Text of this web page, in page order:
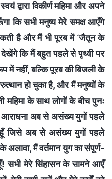
द्वारा विकीर्ण महिमा और अपने
कि सभी मनुष्य मेरे समक्ष आएँगे
है और मैं भी पूरब में ‘जैतून के
देखेंगे कि मैं बहुत पहले से पृथ्वी पर
में नहीं, बल्कि पूरब की बिजली के
हो चुका है, और मैं मनुष्यों के
के साथ लोगों के बीच पुनः
अब से असंख्य युगों पहले
जिसे अब से असंख्य युगों पहले
अलावा, मैं वर्तमान युग का संपूर्ण-
हूँ! सभी मेरे सिंहासन के सामने आएँ